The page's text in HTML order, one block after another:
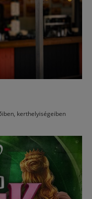
kerthelyiségeiben